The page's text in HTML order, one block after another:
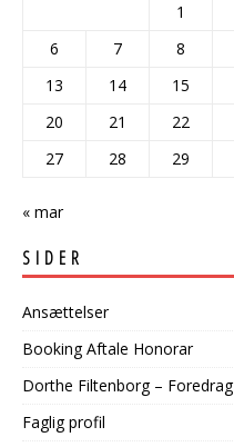
1
6
7 8
13
14 15
20
21 22
27
28 29
« mar
SIDER
Ansættelser
Booking Aftale Honorar
Dorthe Filtenborg – Foredrag
Faglig profil